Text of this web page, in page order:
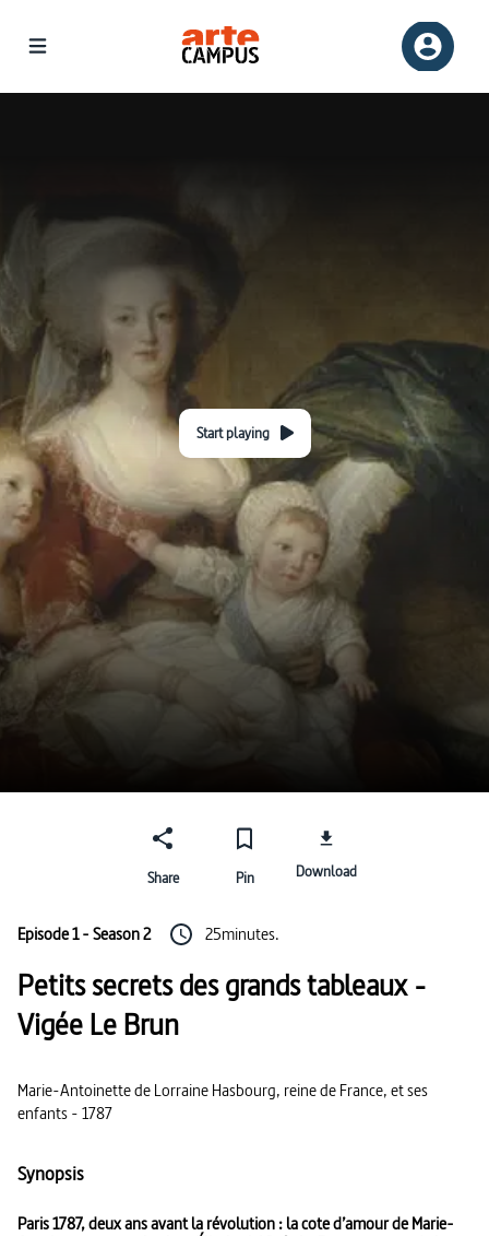
Start playing
Share Pin Download
Episode 1 - Season 2 25minutes.
Petits secrets des grands tableaux -
Vigée Le Brun
Marie-Antoinette de Lorraine Hasbourg, reine de France, et ses
enfants - 1787
Synopsis
Paris 1787, deux ans avant la révolution : la cote d’amour de Marie-